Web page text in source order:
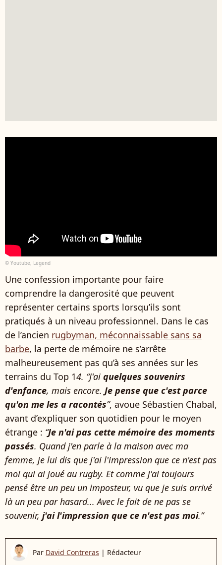
© Youtube, Legend
Une confession importante pour faire
comprendre la dangerosité que peuvent
représenter certains sports lorsqu’ils sont
pratiqués à un niveau professionnel. Dans le cas
de l’ancien rugbyman, méconnaissable sans sa
barbe, la perte de mémoire ne s’arrête
malheureusement pas qu’à ses années sur les
terrains du Top 14. “J'ai quelques souvenirs
d'enfance, mais encore. Je pense que c'est parce
qu'on me les a racontés”, avoue Sébastien Chabal,
avant d’expliquer son quotidien pour le moyen
étrange : “Je n'ai pas cette mémoire des moments
passés. Quand j'en parle à la maison avec ma
femme, je lui dis que j'ai l'impression que ce n'est pas
moi qui ai joué au rugby. Et comme j'ai toujours
pensé être un peu un imposteur, vu que je suis arrivé
là un peu par hasard... Avec le fait de ne pas se
souvenir, j'ai l'impression que ce n'est pas moi.”
Par David Contreras | Rédacteur